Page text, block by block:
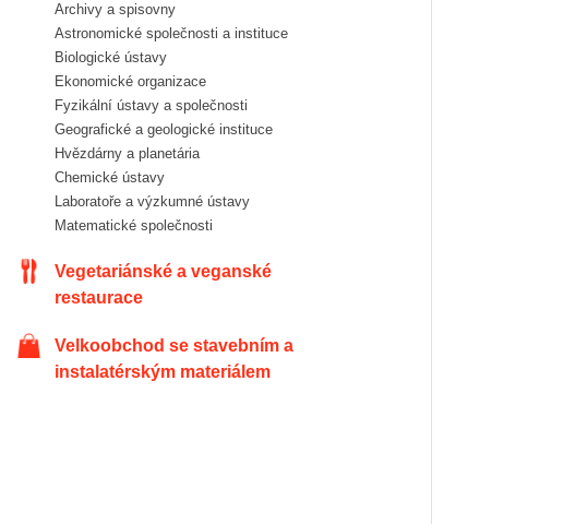
Archivy a spisovny
Astronomické společnosti a instituce
Biologické ústavy
Ekonomické organizace
Fyzikální ústavy a společnosti
Geografické a geologické instituce
Hvězdárny a planetária
Chemické ústavy
Laboratoře a výzkumné ústavy
Matematické společnosti
Vegetariánské a veganské
restaurace
Velkoobchod se stavebním a
instalatérským materiálem